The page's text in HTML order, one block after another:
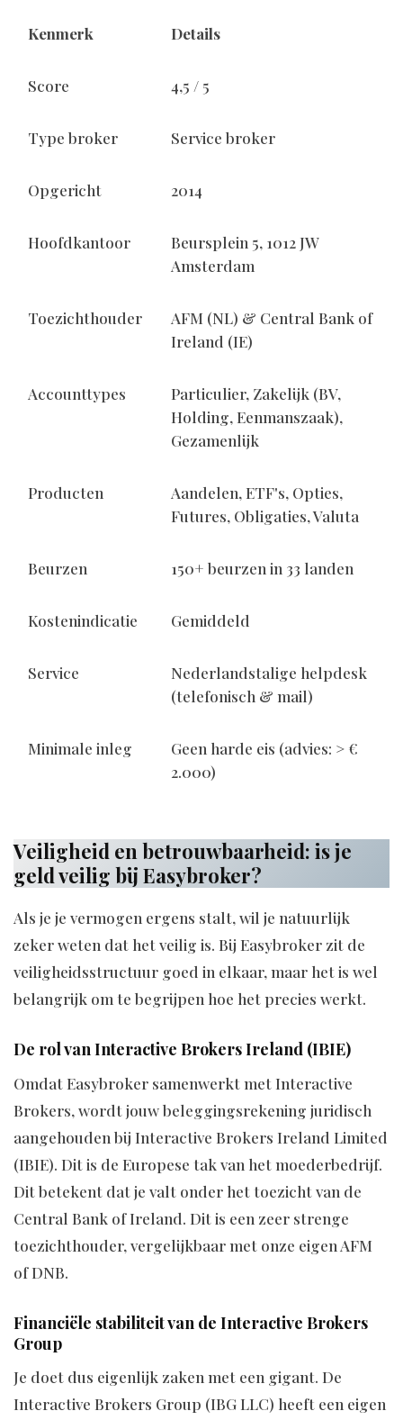
Kenmerk Details
Score 4,5 / 5
Type broker Service broker
Opgericht 2014
Hoofdkantoor
Beursplein 5, 1012 JW
Amsterdam
Toezichthouder
AFM (NL) & Central Bank of
Ireland (IE)
Accounttypes
Particulier, Zakelijk (BV,
Holding, Eenmanszaak),
Gezamenlijk
Producten
Aandelen, ETF's, Opties,
Futures, Obligaties, Valuta
Beurzen 150+ beurzen in 33 landen
Kostenindicatie Gemiddeld
Service
Nederlandstalige helpdesk
(telefonisch & mail)
Minimale inleg
Geen harde eis (advies: > €
2.000)
Veiligheid en betrouwbaarheid: is je
geld veilig bij Easybroker?
Als je je vermogen ergens stalt, wil je natuurlijk
zeker weten dat het veilig is. Bij Easybroker zit de
veiligheidsstructuur goed in elkaar, maar het is wel
belangrijk om te begrijpen hoe het precies werkt.
De rol van Interactive Brokers Ireland (IBIE)
Omdat Easybroker samenwerkt met Interactive
Brokers, wordt jouw beleggingsrekening juridisch
aangehouden bij Interactive Brokers Ireland Limited
(IBIE). Dit is de Europese tak van het moederbedrijf.
Dit betekent dat je valt onder het toezicht van de
Central Bank of Ireland. Dit is een zeer strenge
toezichthouder, vergelijkbaar met onze eigen AFM
of DNB.
Financiële stabiliteit van de Interactive Brokers
Group
Je doet dus eigenlijk zaken met een gigant. De
Interactive Brokers Group (IBG LLC) heeft een eigen